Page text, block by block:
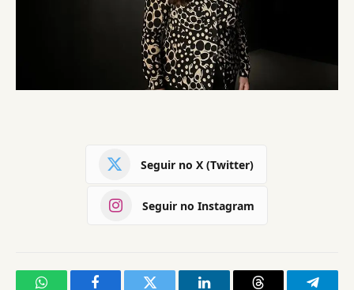
Seguir no X (Twitter)
Seguir no Instagram